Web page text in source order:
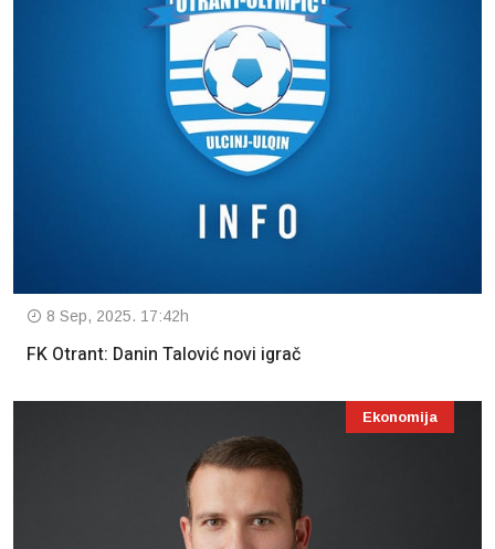
8 Sep, 2025. 17:42h
FK Otrant: Danin Talović novi igrač
Ekonomija